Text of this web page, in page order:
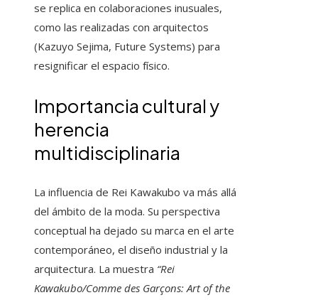
se replica en colaboraciones inusuales,
como las realizadas con arquitectos
(Kazuyo Sejima, Future Systems) para
resignificar el espacio físico.
Importancia cultural y
herencia
multidisciplinaria
La influencia de Rei Kawakubo va más allá
del ámbito de la moda. Su perspectiva
conceptual ha dejado su marca en el arte
contemporáneo, el diseño industrial y la
arquitectura. La muestra “Rei
Kawakubo/Comme des Garçons: Art of the